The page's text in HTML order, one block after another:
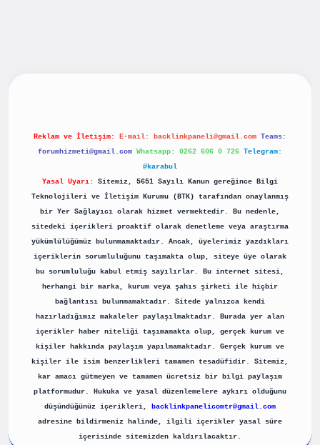
Reklam ve İletişim: E-mail: backlinkpaneli@gmail.com Teams:
forumhizmeti@gmail.com Whatsapp: 0262 606 0 726 Telegram:
@karabul
Yasal Uyarı:
Sitemiz, 5651 Sayılı Kanun gereğince Bilgi
Teknolojileri ve İletişim Kurumu (BTK) tarafından onaylanmış
bir Yer Sağlayıcı olarak hizmet vermektedir. Bu nedenle,
sitedeki içerikleri proaktif olarak denetleme veya araştırma
yükümlülüğümüz bulunmamaktadır. Ancak, üyelerimiz yazdıkları
içeriklerin sorumluluğunu taşımakta olup, siteye üye olarak
bu sorumluluğu kabul etmiş sayılırlar. Bu internet sitesi,
herhangi bir marka, kurum veya şahıs şirketi ile hiçbir
bağlantısı bulunmamaktadır. Sitede yalnızca kendi
hazırladığımız makaleler paylaşılmaktadır. Burada yer alan
içerikler haber niteliği taşımamakta olup, gerçek kurum ve
kişiler hakkında paylaşım yapılmamaktadır. Gerçek kurum ve
kişiler ile isim benzerlikleri tamamen tesadüfidir. Sitemiz,
kar amacı gütmeyen ve tamamen ücretsiz bir bilgi paylaşım
platformudur. Hukuka ve yasal düzenlemelere aykırı olduğunu
düşündüğünüz içerikleri,
backlinkpanelicomtr@gmail.com
adresine bildirmeniz halinde, ilgili içerikler yasal süre
içerisinde sitemizden kaldırılacaktır.